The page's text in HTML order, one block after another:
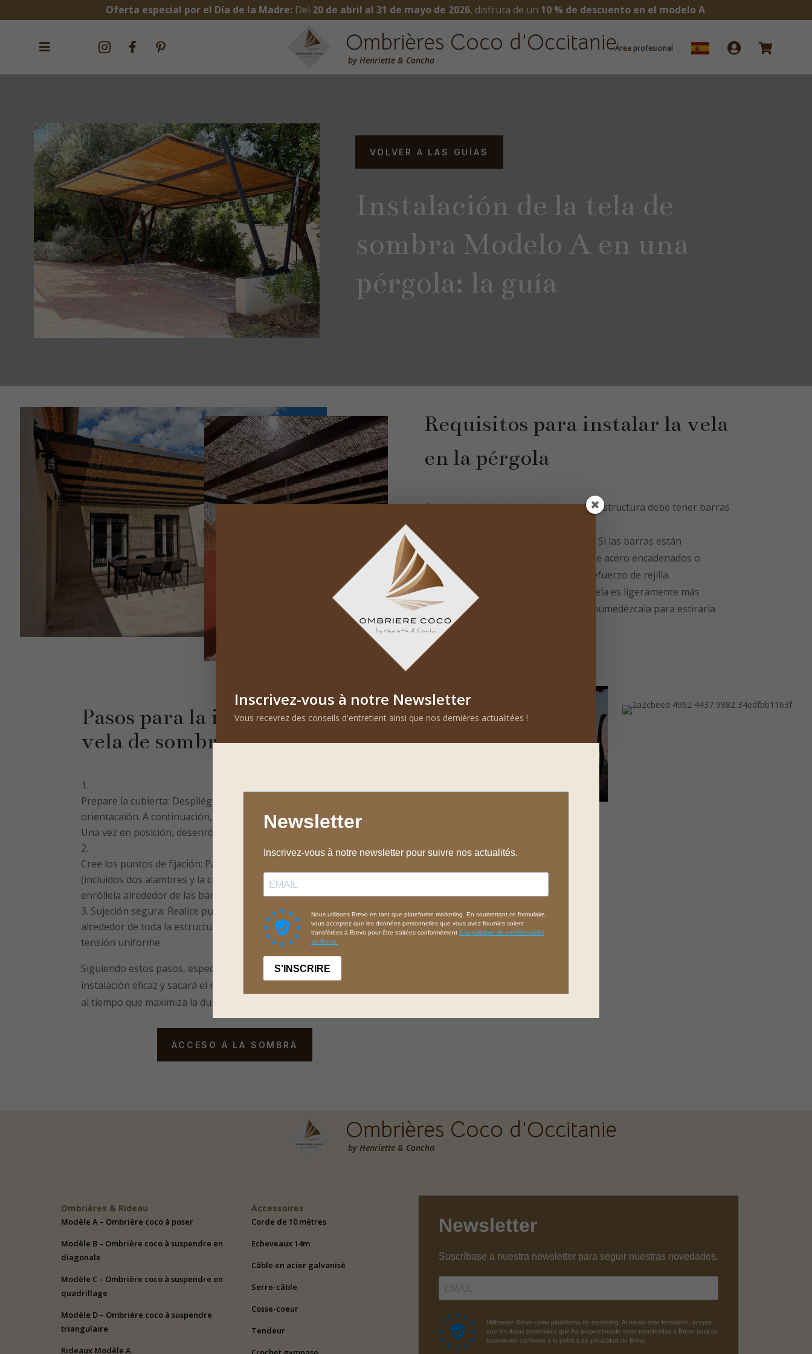
Oferta especial por el Día de la Madre:Del 20 de abril al 31 de mayo de 2026, disfruta de un 10 % de descuento en el modelo A.
    Área profesional  
Ombrières Coco d’Occitanie
byHenriette & Concha
VOLVER A LAS GUÍAS
Instalación de la tela de
sombra Modelo A en una
pérgola: la guía
Requisitos para instalar la vela
en la pérgola
Separación de las barras de apoyo: La estructura debe tener barras
Opciones para una separación mayor: Si las barras están
demasiado separadas, instale cables de acero encadenados o
considere el modelo B, que tiene un refuerzo de rejilla.
Consejo para ajustar el tamaño: Si la tela es ligeramente más
pequeña que la estructura (5-10 cm), humedézcala para estirarla
suavemente.
Pasos para la instalación de la
vela de sombra
Prepare la cubierta: Despliéguela en el suelo para comprobar su
orientacaión. A continuación, enróllela y colóquela en la pérgola.
Una vez en posición, desenróllala completamente y ajústala.
Cree los puntos de fijación: Pase una cuerda por la trama de la tela
(incluidos dos alambres y la cuerda perimetral) y, a continuación,
enróllela alrededor de las barras de soporte de la pérgola.
Sujeción segura: Realice puntos de sujeción cada 25 ó 30 cm
alrededor de toda la estructura, teniendo cuidado de mantener una
tensión uniforme.
Siguiendo estos pasos, específicos del modelo A, garantizará una
instalación eficaz y sacará el máximo partido a su zona de sombra,
al tiempo que maximiza la durabilidad de la tela.
ACCESO A LA SOMBRA
Ombrières Coco d’Occitanie
by Henriette & Concha
Ombrières & Rideau
Modèle A – Ombrière coco à poser
Modèle B – Ombrière coco à suspendre en
diagonale
Modèle C – Ombrière coco à suspendre en
quadrillage
Modèle D – Ombrière coco à suspendre
triangulaire
Rideaux Modèle A
Accessoires
Corde de 10 mètres
Echeveaux 14m
Câble en acier galvanisé
Serre-câble
Cosse-coeur
Tendeur
Inscrivez-vous à notre Newsletter
Vous recevrez des conseils d'entretient ainsi que nos dernières actualitées !